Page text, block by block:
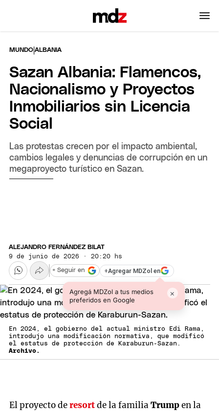
MUNDO |ALBANIA
Sazan Albania: Flamencos,
Nacionalismo y Proyectos
Inmobiliarios sin Licencia
Social
Las protestas crecen por el impacto ambiental,
cambios legales y denuncias de corrupción en un
megaproyecto turístico en Sazan.
ALEJANDRO FERNÁNDEZ BILAT
9 de junio de 2026 · 20:20 hs
+Agregar MDZol en
Agregá MDZol a tus medios
preferidos en Google
×
+ Seguir en
En 2024, el gobierno del actual ministro Edi Rama,
introdujo una modificación normativa, que modificó
el estatus de protección de Karaburun-Sazan.
Archivo.
El proyecto deresortde la familiaTrumpen la